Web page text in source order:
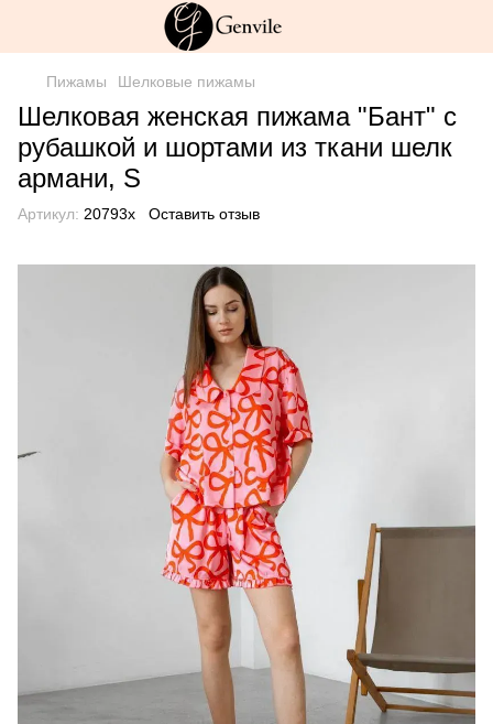
Пижамы Шелковые пижамы
Шелковая женская пижама "Бант" с
рубашкой и шортами из ткани шелк
армани, S
Артикул: 20793х Оставить отзыв